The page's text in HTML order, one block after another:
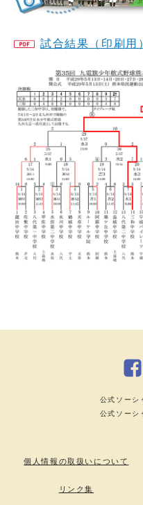
試合結果（印刷用
個人情報の取扱いについて
リンク集
公式ソーシ
公式ソーシ